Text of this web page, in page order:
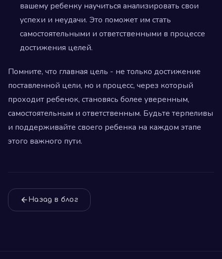
вашему ребенку научиться анализировать свои
успехи и неудачи. Это поможет им стать
самостоятельными и ответственными в процессе
достижения целей.
Помните, что главная цель - не только достижение
поставленной цели, но и процесс, через который
проходит ребенок, становясь более уверенным,
самостоятельным и ответственным. Будьте терпеливы
и поддерживайте своего ребенка на каждом этапе
этого важного пути.
Назад в блог